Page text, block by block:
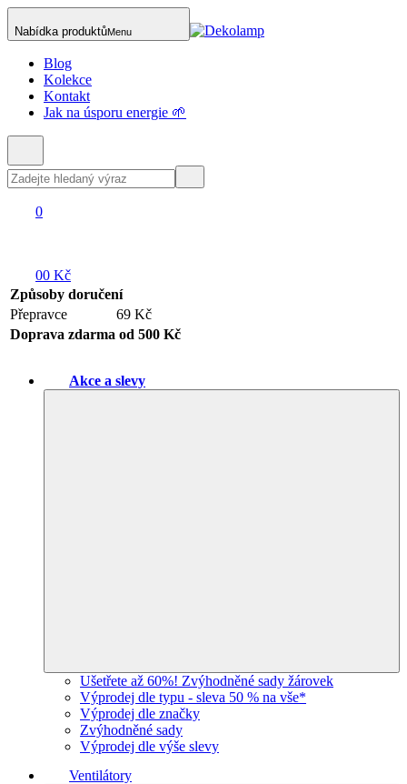
Nabídka produktůMenu
Blog
Kolekce
Kontakt
Jak na úsporu energie 🌱
0
00 Kč
Způsoby doručení
Přepravce
69 Kč
Doprava zdarma od 500 Kč
Akce a slevy
Ušetřete až 60%! Zvýhodněné sady žárovek
Výprodej dle typu - sleva 50 % na vše*
Výprodej dle značky
Zvýhodněné sady
Výprodej dle výše slevy
Ventilátory